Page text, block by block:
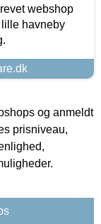
webshop
lille havneby
og anmeldt
prisniveau,